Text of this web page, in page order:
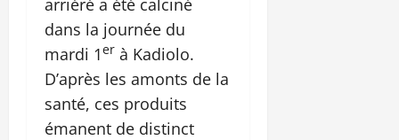
dans la journée du
mardi 1er à Kadiolo.
D’après les amonts de la
santé, ces produits
émanent de distinct